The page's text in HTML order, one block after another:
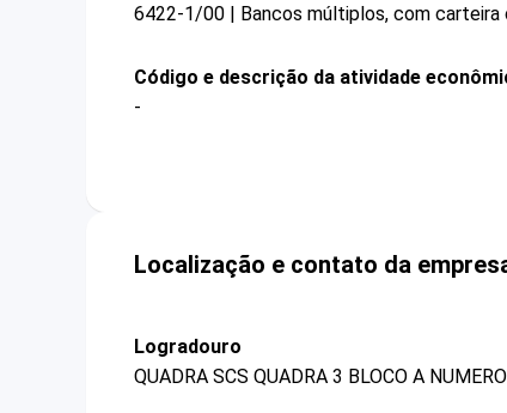
6422-1/00 | Bancos múltiplos, com carteira
Código e descrição da atividade
-
Localização e contato da
Logradouro
QUADRA SCS QUADRA 3 BLOCO A